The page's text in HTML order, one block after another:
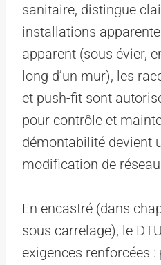
sanitaire, distingue
installations
apparent (sous évier,
long d’un mur), les
et push-fit sont
pour contrôle et
démontabilité devient
modification de
En encastré (dans
sous carrelage), le
exigences renforcées